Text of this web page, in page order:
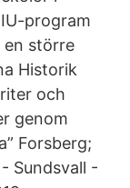
program
större
Historik
och
genom
Forsberg;
Sundsvall -